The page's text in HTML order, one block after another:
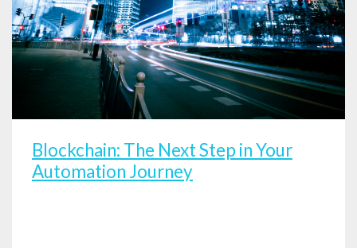
Blockchain: The Next Step in Your
Automation Journey